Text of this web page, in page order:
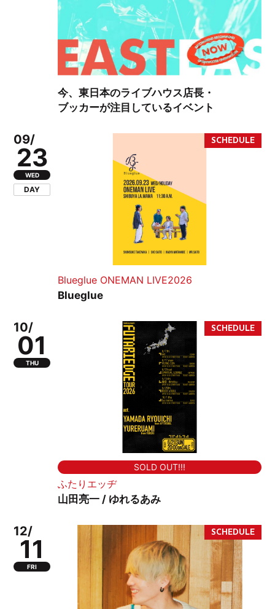
今、東日本のライブハウス店長・
ブッカーが注目しているイベント
09/
23
WED
DAY
Blueglue ONEMAN LIVE2026
Blueglue
10/
01
THU
SOLD OUT!!!
ふたりエッヂ
山田亮一 / ゆれるあみ
12/
11
FRI